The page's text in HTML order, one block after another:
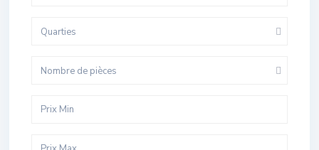
Quarties
Nombre de pièces